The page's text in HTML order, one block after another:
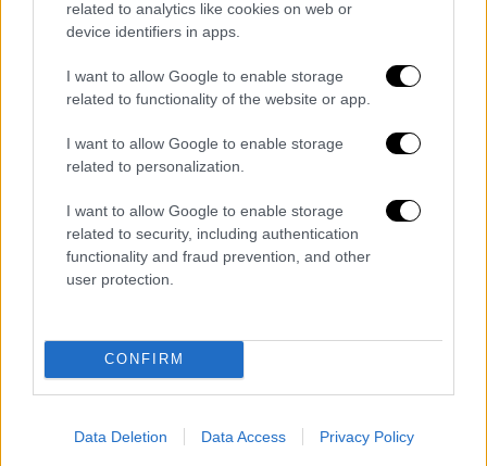
related to analytics like cookies on web or
device identifiers in apps.
I want to allow Google to enable storage
related to functionality of the website or app.
I want to allow Google to enable storage
related to personalization.
I want to allow Google to enable storage
related to security, including authentication
functionality and fraud prevention, and other
user protection.
CONFIRM
Data Deletion Data Access Privacy Policy
Νέες χρηματοδοτήσεις ανάλογες
εκείνων του 2020 και των αρχών του
2021.
ΔΙΑΒΑΣΤΕ ΕΠΙΣΗΣ
Σε ισχύ νέα μέτρα για τους
ανεμβολίαστους - Τι επιπλέον
εξετάζεται για την αναχαίτιση της
13.11.2021 15:14
Τηλεφωνικές απάτες: Κλήσεις από
Αλβανία και Ουκρανία «αδειάζουν»
τους τραπεζικούς μας λογαριασμούς